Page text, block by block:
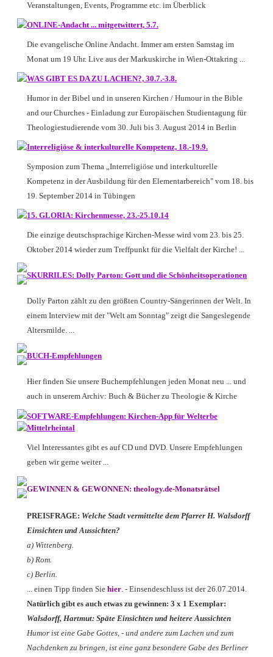
Veranstaltungen, Events, Programme etc. im Überblick
ONLINE-Andacht ... mitgetwittert, 5.7.
Die evangelische Online Andacht. Immer am ersten Samstag im
Monat um 19 Uhr. Live aus der Markuskirche in Wien-Ottakring ...
WAS GIBT ES DA ZU LACHEN?, 30.7.-3.8.
Humor in der Bibel und in unseren Kirchen / Humour in the Bible
and our Churches - Einladung zur Europäischen Studientagung für
Theologiestudierende vom 30. Juli bis 3. August 2014 in Berlin
Interreligiöse & interkulturelle Kompetenz, 18.-19.9.
Symposion zum Thema „Interreligiöse und interkulturelle
Kompetenz in der Ausbildung für den Elementarbereich" vom 18. bis
19. September 2014 in Tübingen
15. GLORIA: Kirchenmesse, 23.-25.10.14
Die einzige deutschsprachige Kirchen-Messe wird vom 23. bis 25.
Oktober 2014 wieder zum Treffpunkt für die Vielfalt der Kirche! ...
SKURRILES: Dolly Parton: Gott und die Schönheitsoperationen
Dolly Parton zählt zu den größten Country-Sängerinnen der Welt. In
einem Interview mit der "Welt am Sonntag" zeigt die Sangeslegende
Altersmilde. ...
BUCH-Empfehlungen
Hier finden Sie unsere Buchempfehlungen jeden Monat neu ... und
auch in unserem Archiv: Buch & Bücher zu Theologie & Kirche
SOFTWARE-Empfehlungen: Kirchen-App für Welterbe
Mittelrheintal
Viel Interessantes gibt es auf CD und DVD. Unsere Empfehlungen
geben wir gerne weiter ...
GEWINNEN & GEWONNEN: theology.de-Monatsrätsel
PREISFRAGE: Welche Stadt vermittelte dem Pfarrer H. Walsdorff
Einsichten und Aussichten?
a) Wittenberg.
b) Rom.
c) Berlin.
... einen Tipp finden Sie hier. - Einsendeschluss ist der 26.07.2014.
Natürlich gibt es auch etwas zu gewinnen: 3 x 1 Exemplar:
Walsdorff, Hartmut: Späte Einsichten und heitere Aussichten
Humor ist eine Gabe Gottes, - und andere zum Lachen und zum
Nachdenken zu bringen, ist eine ganz besondere Gabe des Berliner